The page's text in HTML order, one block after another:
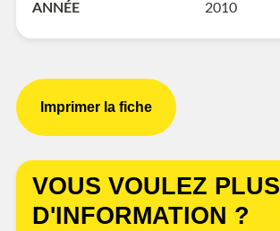
ANNÉE 2010
Imprimer la fiche
VOUS VOULEZ PLUS
D'INFORMATION ?